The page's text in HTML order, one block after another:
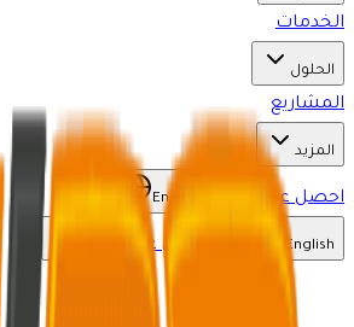
الخدمات
الحلول
المشاريع
المزيد
احصل على عرض English
English احصل على عرض